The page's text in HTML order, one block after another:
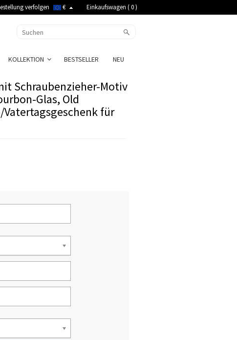
verfolgen € Einkaufswagen (0)
KOLLEKTION BESTSELLER NEU
Schraubenzieher-Motiv
Glas, Old
Vatertagsgeschenk für